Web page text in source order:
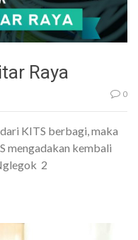
Raya
0
KITS berbagi, maka
mengadakan kembali
2